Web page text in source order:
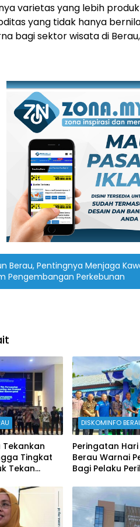
varietas yang lebih
yang tidak hanya
bagi sektor wisata di
Berau, Pentingnya Menjaga
Pengembangan Perkebunan
Tekankan
Tingkat
Tekan
DISKOMINFO
Peringatan
Berau Warnai
Bagi Pelaku